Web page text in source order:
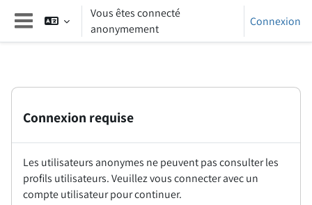
Passer au contenu principal
Panneau latéral
Vous êtes connecté
anonymement
Connexion
Connexion requise
Les utilisateurs anonymes ne peuvent pas consulter les
profils utilisateurs. Veuillez vous connecter avec un
compte utilisateur pour continuer.